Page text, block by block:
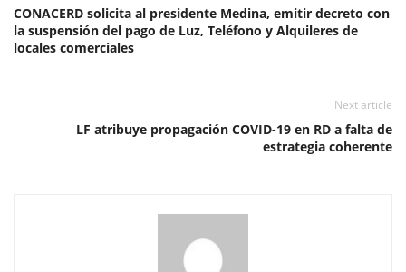
CONACERD solicita al presidente Medina, emitir decreto con
la suspensión del pago de Luz, Teléfono y Alquileres de
locales comerciales
Next article
LF atribuye propagación COVID-19 en RD a falta de
estrategia coherente